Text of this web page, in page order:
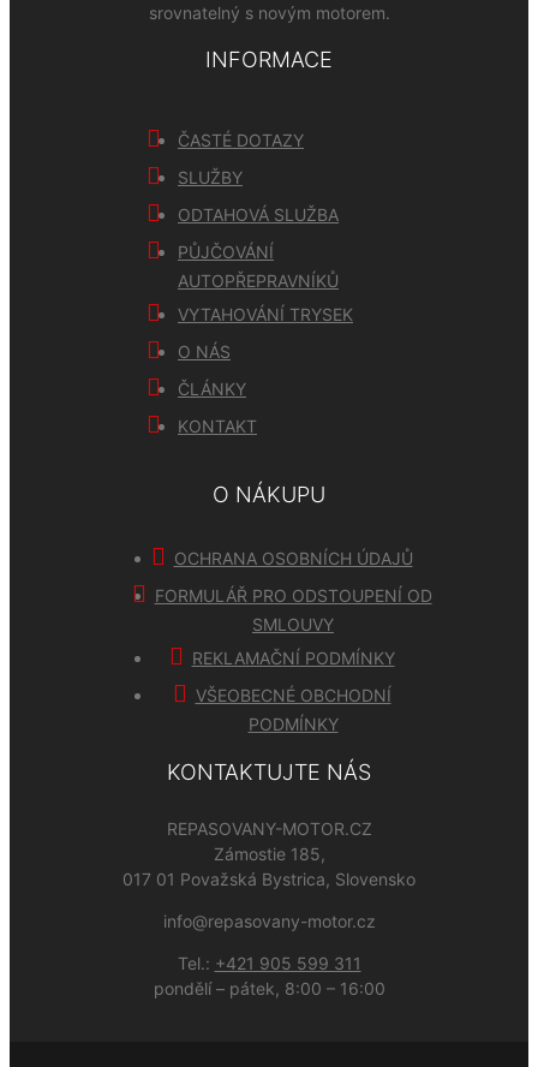
srovnatelný s novým motorem.
INFORMACE
ČASTÉ DOTAZY
SLUŽBY
ODTAHOVÁ SLUŽBA
PŮJČOVÁNÍ
AUTOPŘEPRAVNÍKŮ
VYTAHOVÁNÍ TRYSEK
O NÁS
ČLÁNKY
KONTAKT
O NÁKUPU
OCHRANA OSOBNÍCH ÚDAJŮ
FORMULÁŘ PRO ODSTOUPENÍ OD
SMLOUVY
REKLAMAČNÍ PODMÍNKY
VŠEOBECNÉ OBCHODNÍ
PODMÍNKY
KONTAKTUJTE NÁS
REPASOVANY-MOTOR.CZ
Zámostie 185,
017 01 Považská Bystrica, Slovensko
info@repasovany-motor.cz
Tel.: +421 905 599 311
pondělí – pátek, 8:00 – 16:00